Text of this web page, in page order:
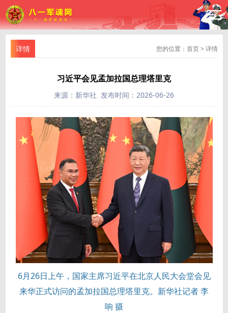
详情 您的位置： 首页> 详情
习近平会见孟加拉国总理塔里克
来源：新华社 发布时间：2026-06-26
6月26日上午，国家主席习近平在北京人民大会堂会见
来华正式访问的孟加拉国总理塔里克。新华社记者 李
响 摄